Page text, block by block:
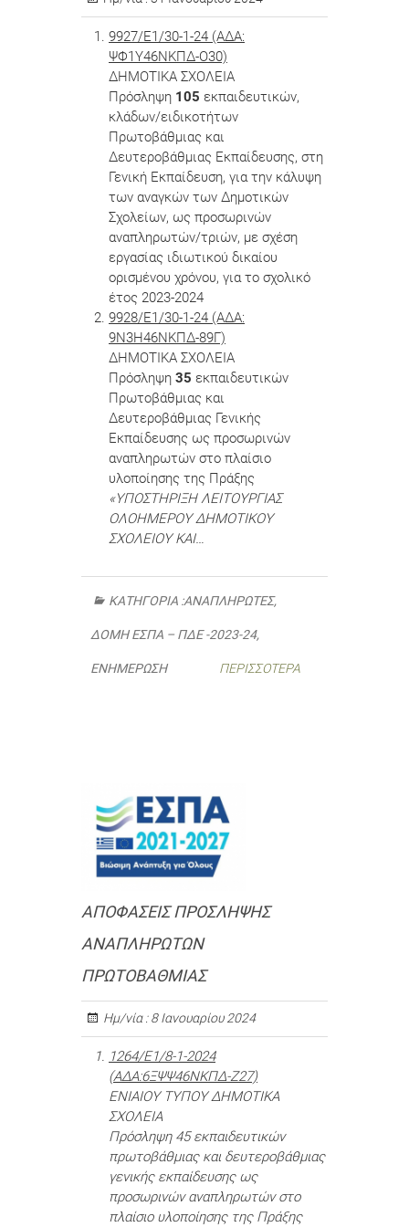
9927/Ε1/30-1-24 (ΑΔΑ:
ΨΦ1Υ46ΝΚΠΔ-Ο30)
ΔΗΜΟΤΙΚΑ ΣΧΟΛΕΙΑ
Πρόσληψη 105 εκπαιδευτικών,
κλάδων/ειδικοτήτων
Πρωτοβάθμιας και
Δευτεροβάθμιας Εκπαίδευσης, στη
Γενική Εκπαίδευση, για την κάλυψη
των αναγκών των Δημοτικών
Σχολείων, ως προσωρινών
αναπληρωτών/τριών, με σχέση
εργασίας ιδιωτικού δικαίου
ορισμένου χρόνου, για το σχολικό
έτος 2023-2024
9928/Ε1/30-1-24 (ΑΔΑ:
9Ν3Η46ΝΚΠΔ-89Γ)
ΔΗΜΟΤΙΚΑ ΣΧΟΛΕΙΑ
Πρόσληψη 35 εκπαιδευτικών
Πρωτοβάθμιας και
Δευτεροβάθμιας Γενικής
Εκπαίδευσης ως προσωρινών
αναπληρωτών στο πλαίσιο
υλοποίησης της Πράξης
«ΥΠΟΣΤΗΡΙΞΗ ΛΕΙΤΟΥΡΓΙΑΣ
ΟΛΟΗΜΕΡΟΥ ΔΗΜΟΤΙΚΟΥ
ΣΧΟΛΕΙΟΥ ΚΑΙ…
ΚΑΤΗΓΟΡΊΑ :ΑΝΑΠΛΗΡΩΤΈΣ,
ΔΟΜΉ ΕΣΠΑ – ΠΔΕ -2023-24,
ΕΝΗΜΈΡΩΣΗ ΠΕΡΙΣΣΌΤΕΡΑ
ΑΠΟΦΑΣΕΙΣ ΠΡΟΣΛΗΨΗΣ
ΑΝΑΠΛΗΡΩΤΩΝ
ΠΡΩΤΟΒΑΘΜΙΑΣ
Ημ/νία :8 Ιανουαρίου 2024
1264/Ε1/8-1-2024
(ΑΔΑ:6ΞΨΨ46ΝΚΠΔ-Ζ27)
ΕΝΙΑΙΟΥ ΤΥΠΟΥ ΔΗΜΟΤΙΚΑ
ΣΧΟΛΕΙΑ
Πρόσληψη 45 εκπαιδευτικών
πρωτοβάθμιας και δευτεροβάθμιας
γενικής εκπαίδευσης ως
προσωρινών αναπληρωτών στο
πλαίσιο υλοποίησης της Πράξης